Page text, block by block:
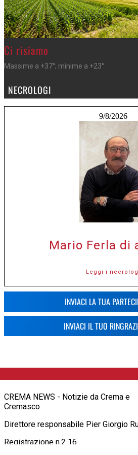
>
Ci risiamo
Massime a +37°; minime a +23°
NECROLOGI
9/8/2026
Mario Ferla di
Leggi i
INVIACI LA TUA
INVIACI IL TUO
CREMA NEWS - Notizie da Crema e
Cremasco
Direttore responsabile Pier Giorgio
Registrazione n.2 16